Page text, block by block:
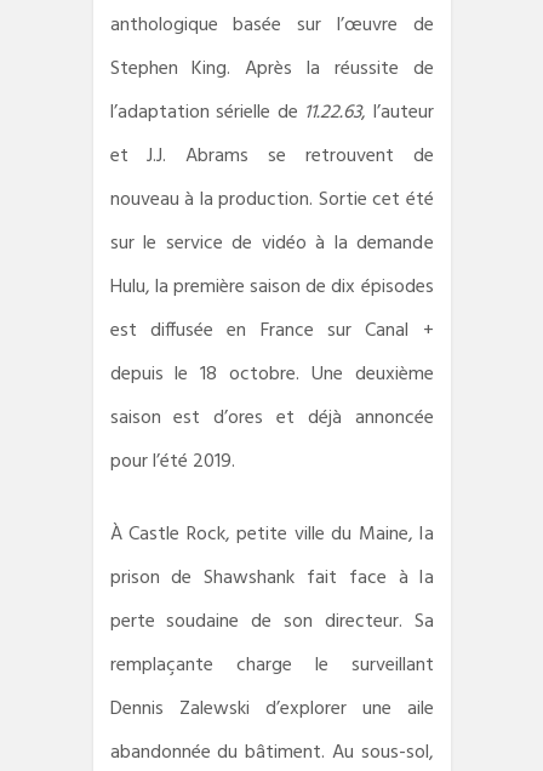
anthologique basée sur l’œuvre de
Stephen King. Après la réussite de
l’adaptation sérielle de 11.22.63, l’auteur
et J.J. Abrams se retrouvent de
nouveau à la production. Sortie cet été
sur le service de vidéo à la demande
Hulu, la première saison de dix épisodes
est diffusée en France sur Canal +
depuis le 18 octobre. Une deuxième
saison est d’ores et déjà annoncée
pour l’été 2019.
À Castle Rock, petite ville du Maine, la
prison de Shawshank fait face à la
perte soudaine de son directeur. Sa
remplaçante charge le surveillant
Dennis Zalewski d’explorer une aile
abandonnée du bâtiment. Au sous-sol,